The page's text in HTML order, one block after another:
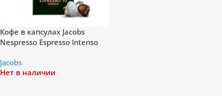
Кофе в капсулах Jacobs
Nespresso Espresso Intenso
Jacobs
Нет в наличии